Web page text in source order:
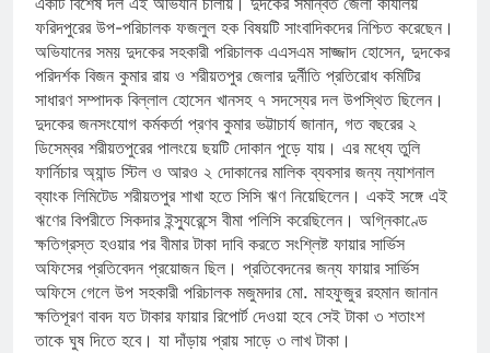
ফরিদপুরের উপ-পরিচালক ফজলুল হক বিষয়টি সাংবাদিকদের নিশ্চিত করেছেন।
অভিযানের সময় দুদকের সহকারী পরিচালক এএসএম সাজ্জাদ হোসেন, দুদকের
পরিদর্শক বিজন কুমার রায় ও শরীয়তপুর জেলার দুর্নীতি প্রতিরোধ কমিটির
সাধারণ সম্পাদক বিল্লাল হোসেন খানসহ ৭ সদস্যের দল উপস্থিত ছিলেন।
দুদকের জনসংযোগ কর্মকর্তা প্রণব কুমার ভট্টাচার্য জানান, গত বছরের ২
ডিসেম্বর শরীয়তপুরের পালংয়ে ছয়টি দোকান পুড়ে যায়। এর মধ্যে তুলি
ফার্নিচার অ্যান্ড স্টিল ও আরও ২ দোকানের মালিক ব্যবসার জন্য ন্যাশনাল
ব্যাংক লিমিটেড শরীয়তপুর শাখা হতে সিসি ঋণ নিয়েছিলেন। একই সঙ্গে এই
ঋণের বিপরীতে সিকদার ইন্স্যুরেন্সে বীমা পলিসি করেছিলেন। অগ্নিকাণ্ডে
ক্ষতিগ্রস্ত হওয়ার পর বীমার টাকা দাবি করতে সংশ্লিষ্ট ফায়ার সার্ভিস
অফিসের প্রতিবেদন প্রয়োজন ছিল। প্রতিবেদনের জন্য ফায়ার সার্ভিস
অফিসে গেলে উপ সহকারী পরিচালক মজুমদার মো. মাহফুজুর রহমান জানান
ক্ষতিপূরণ বাবদ যত টাকার ফায়ার রিপোর্ট দেওয়া হবে সেই টাকা ৩ শতাংশ
তাকে ঘুষ দিতে হবে। যা দাঁড়ায় প্রায় সাড়ে ৩ লাখ টাকা।